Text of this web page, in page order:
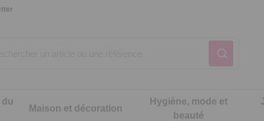
Maison et décoration
Hygiène, mode et
beauté